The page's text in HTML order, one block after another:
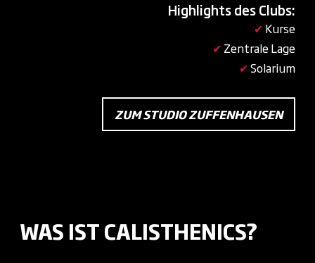
Highlights des Clubs:
✔ Kurse
✔ Zentrale Lage
✔Solarium
ZUM STUDIO ZUFFENHAUSEN
WAS IST CALISTHENICS?